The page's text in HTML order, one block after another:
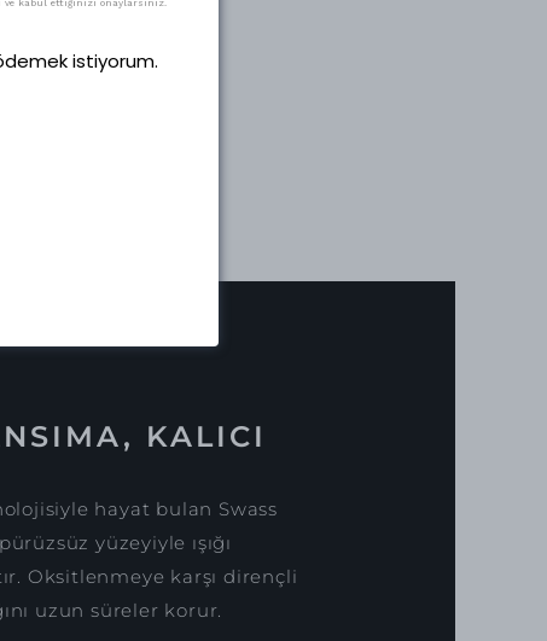
KALICI
hayat bulan Swass
yüzeyiyle ışığı
Oksitlenmeye karşı dirençli
uzun süreler korur.
kabul ettiğinizi onaylarsınız.
istiyorum.